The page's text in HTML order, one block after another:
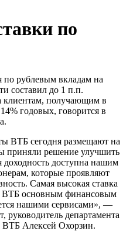
по
рублевым вкладам на
составил до 1 п.п.
клиентам, получающим в
годовых, говорится в
ВТБ сегодня размещают на
приняли решение улучшить
доступна нашим
которые проявляют
Самая высокая ставка
ВТБ основным финансовым
нашими сервисами», —
руководитель департамента
ВТБ Алексей Охорзин.